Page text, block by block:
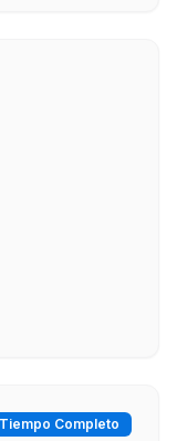
Tiempo Completo